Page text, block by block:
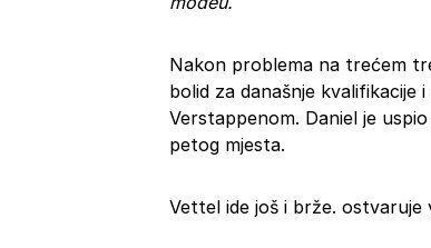
Nakon problema na trećem
bolid za današnje kvalifikacije
Verstappenom. Daniel je
petog mjesta.
Vettel ide još i brže. ostvaruje